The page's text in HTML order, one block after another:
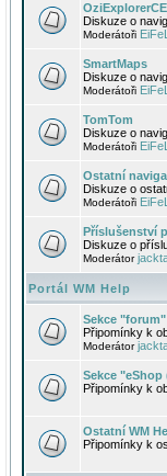
OziExplorerCE
Diskuze o
Moderátoři
SmartMaps
Diskuze o
Moderátoři
TomTom
Diskuze o
Moderátoři
Ostatní
Diskuze o
Moderátoři
Příslušenství
Diskuze o
Moderátor
Portál WM Help
Sekce "forum"
Připomínky k
Moderátor
Sekce "eShop
Připomínky k
Ostatní WM
Připomínky k